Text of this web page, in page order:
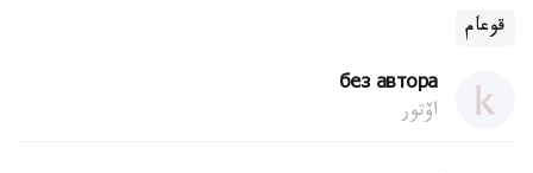
قوعام
без автора
اۆتور